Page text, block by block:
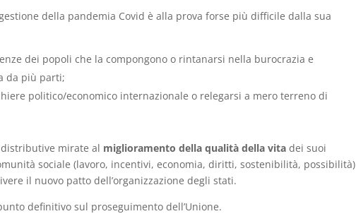
della pandemia Covid è alla prova forse più difficile dalla sua
dei popoli che la compongono o rintanarsi nella burocrazia e
da più parti;
politico/economico internazionale o relegarsi a mero terreno di
mirate al miglioramento della qualità della vita dei suoi
sociale (lavoro, incentivi, economia, diritti, sostenibilità, possibilità)
il nuovo patto dell’organizzazione degli stati.
definitivo sul proseguimento dell’Unione.